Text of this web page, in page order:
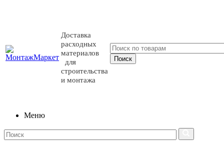
Доставка
расходных
материалов
для
строительства
и монтажа
Меню